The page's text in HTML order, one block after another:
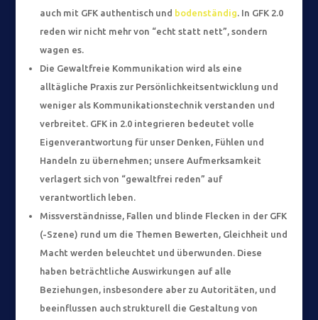
auch mit GFK authentisch und bodenständig . In GFK 2.0
reden wir nicht mehr von “echt statt nett”, sondern
wagen es.
Die Gewaltfreie Kommunikation wird als eine
alltägliche Praxis zur Persönlichkeitsentwicklung und
weniger als Kommunikationstechnik verstanden und
verbreitet. GFK in 2.0 integrieren bedeutet volle
Eigenverantwortung für unser Denken, Fühlen und
Handeln zu übernehmen; unsere Aufmerksamkeit
verlagert sich von “gewaltfrei reden” auf
verantwortlich leben.
Missverständnisse, Fallen und blinde Flecken in der GFK
(-Szene) rund um die Themen Bewerten, Gleichheit und
Macht werden beleuchtet und überwunden. Diese
haben beträchtliche Auswirkungen auf alle
Beziehungen, insbesondere aber zu Autoritäten, und
beeinflussen auch strukturell die Gestaltung von